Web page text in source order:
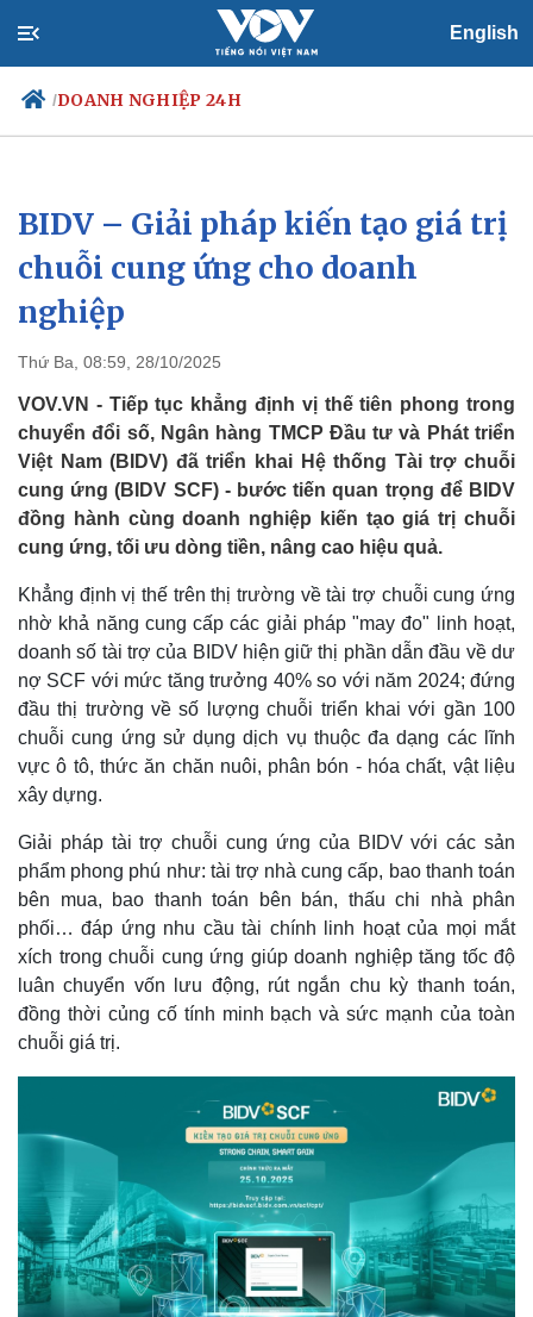
English
/DOANH NGHIỆP 24H
Chính trị
Đảng
Tổ chức nhân sự
Quốc hội
Nhận diện sự thật
Xã hội
Tin 24h
Dự báo thời tiết
BIDV – Giải pháp kiến tạo giá trị
chuỗi cung ứng cho doanh
nghiệp
Thứ Ba, 08:59, 28/10/2025
VOV.VN - Tiếp tục khẳng định vị thế tiên phong trong
chuyển đổi số, Ngân hàng TMCP Đầu tư và Phát triển
Việt Nam (BIDV) đã triển khai Hệ thống Tài trợ chuỗi
cung ứng (BIDV SCF) - bước tiến quan trọng để BIDV
đồng hành cùng doanh nghiệp kiến tạo giá trị chuỗi
cung ứng, tối ưu dòng tiền, nâng cao hiệu quả.
Khẳng định vị thế trên thị trường về tài trợ chuỗi cung ứng
nhờ khả năng cung cấp các giải pháp "may đo" linh hoạt,
doanh số tài trợ của BIDV hiện giữ thị phần dẫn đầu về dư
nợ SCF với mức tăng trưởng 40% so với năm 2024; đứng
đầu thị trường về số lượng chuỗi triển khai với gần 100
chuỗi cung ứng sử dụng dịch vụ thuộc đa dạng các lĩnh
vực ô tô, thức ăn chăn nuôi, phân bón - hóa chất, vật liệu
xây dựng.
Giải pháp tài trợ chuỗi cung ứng của BIDV với các sản
phẩm phong phú như: tài trợ nhà cung cấp, bao thanh toán
bên mua, bao thanh toán bên bán, thấu chi nhà phân
phối… đáp ứng nhu cầu tài chính linh hoạt của mọi mắt
xích trong chuỗi cung ứng giúp doanh nghiệp tăng tốc độ
luân chuyển vốn lưu động, rút ngắn chu kỳ thanh toán,
đồng thời củng cố tính minh bạch và sức mạnh của toàn
chuỗi giá trị.